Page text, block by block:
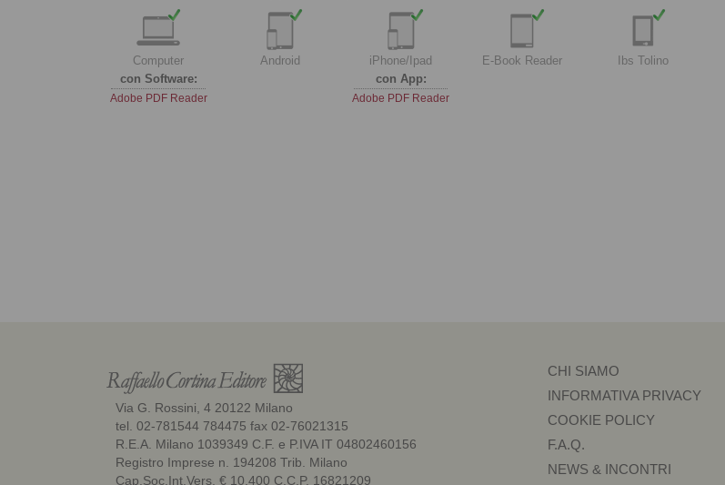
Computer
con Software:
Adobe PDF Reader
Android
iPhone/Ipad
con App:
Adobe PDF Reader
E-Book Reader Ibs Tolino
Via G. Rossini, 4 20122 Milano
tel. 02-781544 784475 fax 02-76021315
R.E.A. Milano 1039349 C.F. e P.IVA IT 04802460156
Registro Imprese n. 194208 Trib. Milano
Cap.Soc.Int.Vers. € 10.400 C.C.P. 16821209
CHI SIAMO
INFORMATIVA PRIVACY
COOKIE POLICY
F.A.Q.
NEWS & INCONTRI